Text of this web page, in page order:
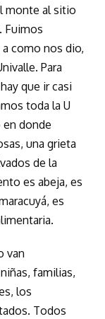
monte al sitio
Fuimos
como nos dio,
Para
hay que ir casi
toda la U
en donde
una grieta
de la
es abeja, es
es
van
familias,
los
Todos